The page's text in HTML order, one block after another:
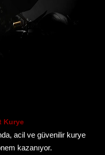
Kurye
acil ve güvenilir kurye
kazanıyor.